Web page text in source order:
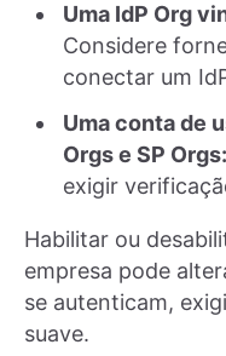
Uma IdP Org
Considere
conectar um
Uma conta de
Orgs e SP Orgs:
exigir
Habilitar ou
empresa pode
se autenticam,
suave.